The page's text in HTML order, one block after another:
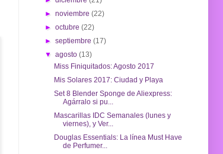
►noviembre(22)
►octubre(22)
►septiembre(17)
▼agosto(13)
Miss Finiquitados: Agosto 2017
Mis Solares 2017: Ciudad y Playa
Set 8 Blender Sponge de Aliexpress:
Agárralo si pu...
Mascarillas IDC Semanales (lunes y
viernes), y Ver...
Douglas Essentials: La línea Must Have
de Perfumer...